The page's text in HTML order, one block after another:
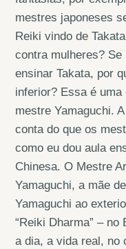
mestres japoneses
Reiki vindo de
contra mulheres?
ensinar Takata, por
inferior? Essa é
mestre Yamaguchi.
conta do que os
como eu dou aula
Chinesa. O Mestre
Yamaguchi, a mãe
Yamaguchi ao
“Reiki Dharma” –
a dia, a vida real, no